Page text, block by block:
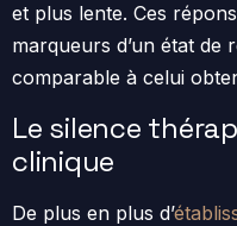
et plus lente. Ces
marqueurs d’un état de
comparable à celui
Le silence
clinique
De plus en plus d’